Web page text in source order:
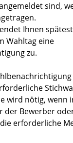
sind,
Ihnen
Wahltag eine
zu.
wird nötig, wenn
der Bewerber
erforderliche